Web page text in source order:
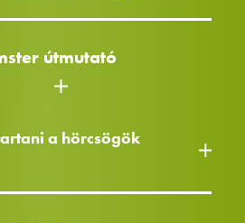
útmutató
a hörcsögök